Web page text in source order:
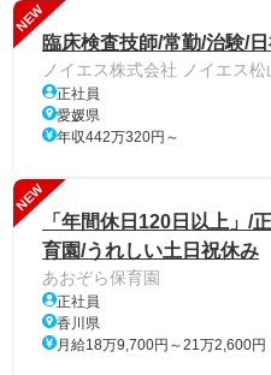
NEW
臨床検査技師/常勤/治験/
ノイエス株式会社 ノイエス松
正社員
愛媛県
年収442万320円～
NEW
「年間休日120日以上」/
育園/うれしい土日祝休み
あおぞら保育園
正社員
香川県
月給18万9,700円～21万2,600円